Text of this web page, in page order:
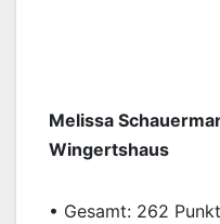
Melissa
Wingertshaus
• Gesamt: 262